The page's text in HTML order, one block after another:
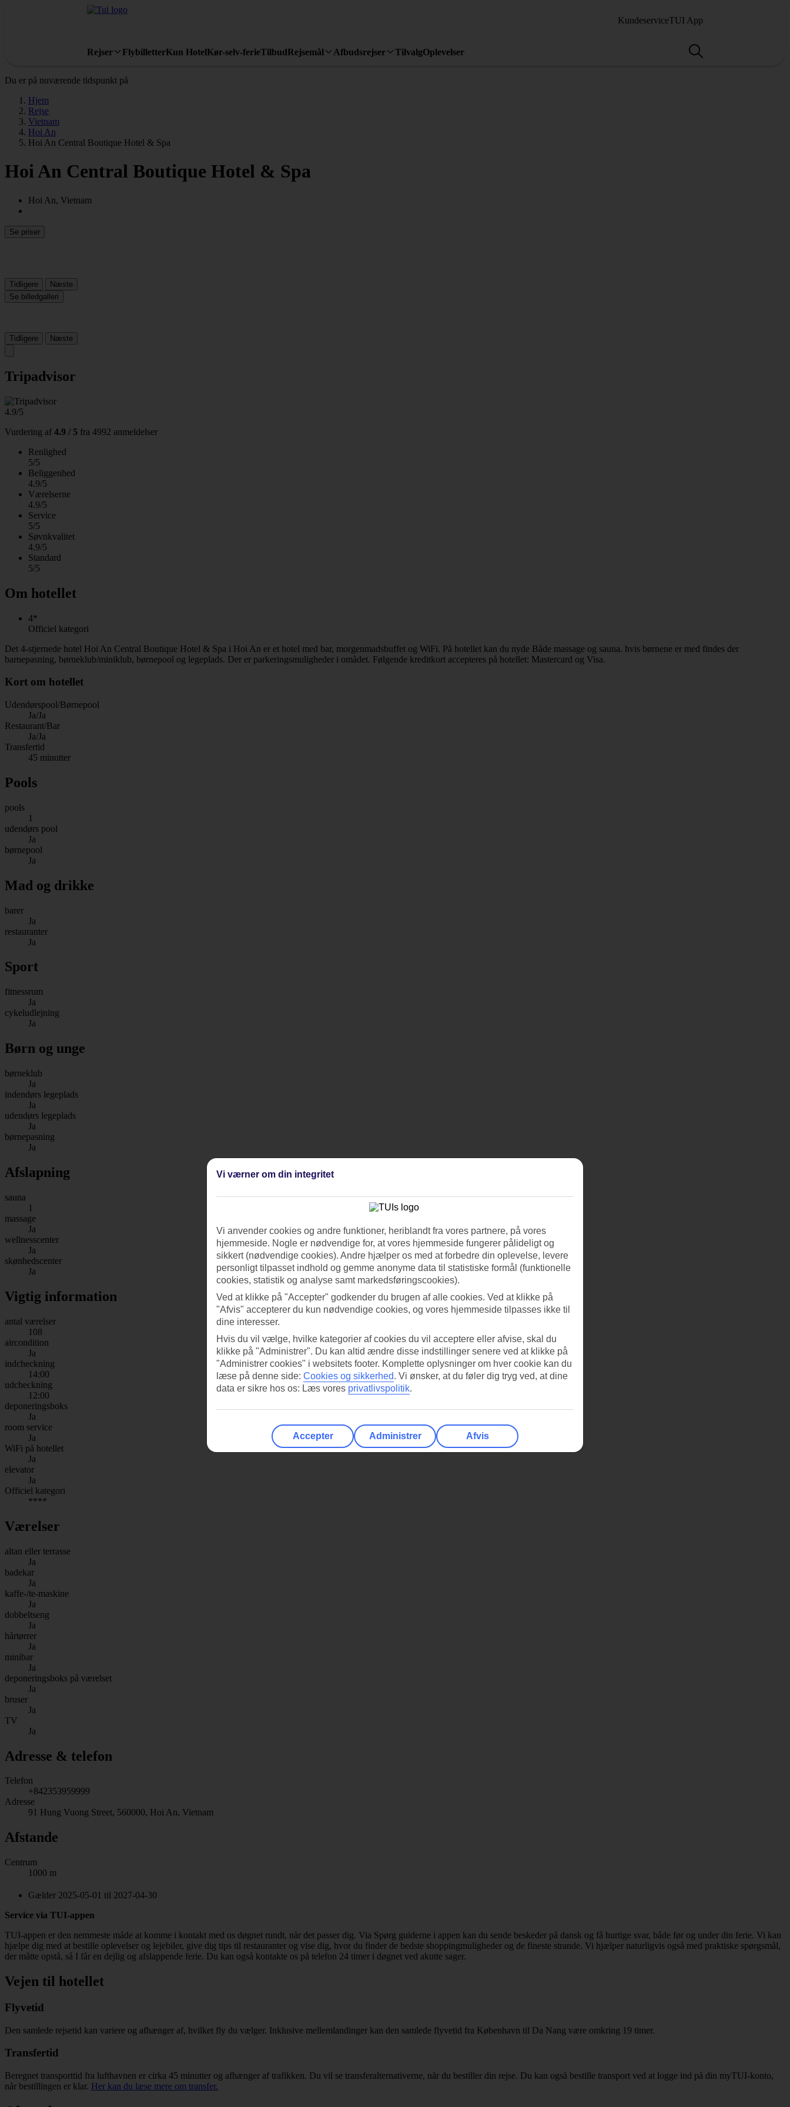
KundeserviceTUI App
Rejser FlybilletterKun HotelKør-selv-ferieTilbudRejsemål Afbudsrejser TilvalgOplevelser
Du er på nuværende tidspunkt på
Hjem
Rejse
Vietnam
Hoi An
Hoi An Central Boutique Hotel & Spa
Hoi An Central Boutique Hotel & Spa
Hoi An, Vietnam
Se priser
Tidligere
Næste
Se billedgalleri
Tidligere Næste
Tripadvisor
4.9/5
Vurdering af 4.9 / 5 fra 4992 anmeldelser
Renlighed
5/5
Beliggenhed
4.9/5
Værelserne
4.9/5
Service
5/5
Søvnkvalitet
4.9/5
Standard
5/5
Om hotellet
4*
Officiel kategori
Det 4-stjernede hotel Hoi An Central Boutique Hotel & Spa i Hoi An er et hotel med bar, morgenmadsbuffet og WiFi. På hotellet kan du nyde Både massage og sauna. hvis børnene er med findes der
barnepasning, børneklub/miniklub, børnepool og legeplads. Der er parkeringsmuligheder i omådet. Følgende kreditkort accepteres på hotellet: Mastercard og Visa.
Kort om hotellet
Udendørspool/Børnepool
Ja/Ja
Restaurant/Bar
Ja/Ja
Transfertid
45 minutter
Pools
pools
1
udendørs pool
Ja
børnepool
Ja
Mad og drikke
barer
Ja
restauranter
Ja
Sport
fitnessrum
Ja
cykeludlejning
Ja
Børn og unge
børneklub
Ja
indendørs legeplads
Ja
udendørs legeplads
Ja
børnepasning
Ja
Afslapning
sauna
1
massage
Ja
wellnesscenter
Ja
skønhedscenter
Ja
Vigtig information
antal værelser
108
aircondition
Ja
indcheckning
14:00
udcheckning
12:00
deponeringsboks
Ja
room service
Ja
WiFi på hotellet
Ja
elevator
Ja
Officiel kategori
****
Værelser
altan eller terrasse
Ja
badekar
Ja
kaffe-/te-maskine
Ja
dobbeltseng
Ja
hårtørrer
Ja
minibar
Ja
deponeringsboks på værelset
Ja
bruser
Ja
TV
Ja
Adresse & telefon
Telefon
+842353959999
Adresse
91 Hung Vuong Street, 560000, Hoi An, Vietnam
Afstande
Centrum
1000 m
Gælder 2025-05-01 til 2027-04-30
Service via TUI-appen
TUI-appen er den nemmeste måde at komme i kontakt med os døgnet rundt, når det passer dig. Via Spørg guiderne i appen kan du sende beskeder på dansk og få hurtige svar, både før og under din ferie. Vi kan
hjælpe dig med at bestille oplevelser og lejebiler, give dig tips til restauranter og vise dig, hvor du finder de bedste shoppingmuligheder og de fineste strande. Vi hjælper naturligvis også med praktiske spørgsmål,
der måtte opstå, så I får en dejlig og afslappende ferie. Du kan også kontakte os på telefon 24 timer i døgnet ved akutte sager.
Vejen til hotellet
Flyvetid
Den samlede rejsetid kan variere og afhænger af, hvilket fly du vælger. Inklusive mellemlandinger kan den samlede flyvetid fra København til Da Nang være omkring 19 timer.
Transfertid
Beregnet transporttid fra lufthavnen er cirka 45 minutter og afhænger af trafikken. Du vil se transferalternativerne, når du bestiller din rejse. Du kan også bestille transport ved at logge ind på din myTUI-konto,
når bestillingen er klar. Her kan du læse mere om transfer.
Vi værner om din integritet
Vi anvender cookies og andre funktioner, heriblandt fra vores partnere, på vores
hjemmeside. Nogle er nødvendige for, at vores hjemmeside fungerer pålideligt og
sikkert (nødvendige cookies). Andre hjælper os med at forbedre din oplevelse, levere
personligt tilpasset indhold og gemme anonyme data til statistiske formål (funktionelle
cookies, statistik og analyse samt markedsføringscookies).
Ved at klikke på "Accepter" godkender du brugen af alle cookies. Ved at klikke på
"Afvis" accepterer du kun nødvendige cookies, og vores hjemmeside tilpasses ikke til
dine interesser.
Hvis du vil vælge, hvilke kategorier af cookies du vil acceptere eller afvise, skal du
klikke på "Administrer". Du kan altid ændre disse indstillinger senere ved at klikke på
"Administrer cookies" i websitets footer. Komplette oplysninger om hver cookie kan du
læse på denne side: Cookies og sikkerhed. Vi ønsker, at du føler dig tryg ved, at dine
data er sikre hos os: Læs vores privatlivspolitik.
Accepter Administrer Afvis